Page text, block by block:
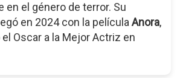
en el género de terror. Su
en 2024 con la película Anora,
Oscar a la Mejor Actriz en